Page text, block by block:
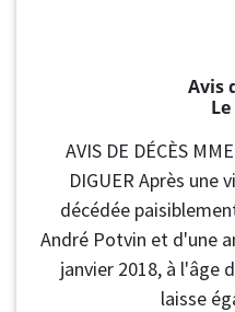
Avis
AVIS DE DÉCÈS
DIGUER Après une
décédée
André Potvin et d'une
janvier 2018, à l'âge
laisse